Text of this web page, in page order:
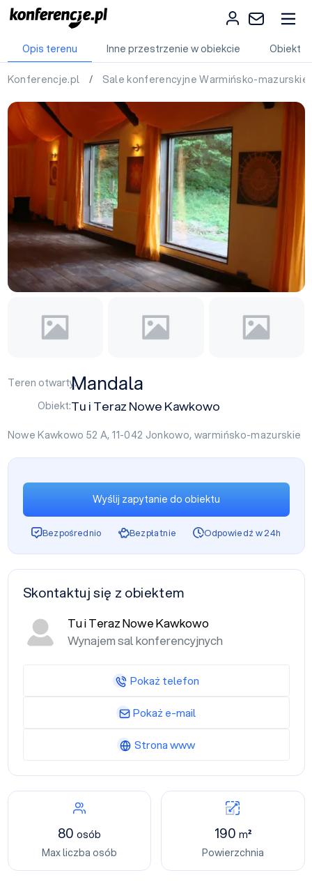
Opis terenu Inne przestrzenie w obiekcie Obiekt
Konferencje.pl / Sale konferencyjne Warmińsko-mazurskie
Teren otwarty:Mandala
Obiekt:Tu i Teraz Nowe Kawkowo
Nowe Kawkowo 52 A, 11-042 Jonkowo, warmińsko-mazurskie
80 osób
Max liczba osób
190 m²
Powierzchnia
Wyślij zapytanie do obiektu
Bezpośrednio Bezpłatnie Odpowiedź w 24h
Skontaktuj się z obiektem
Tu i Teraz Nowe Kawkowo
Wynajem sal konferencyjnych
Pokaż telefon
Pokaż e-mail
Strona www